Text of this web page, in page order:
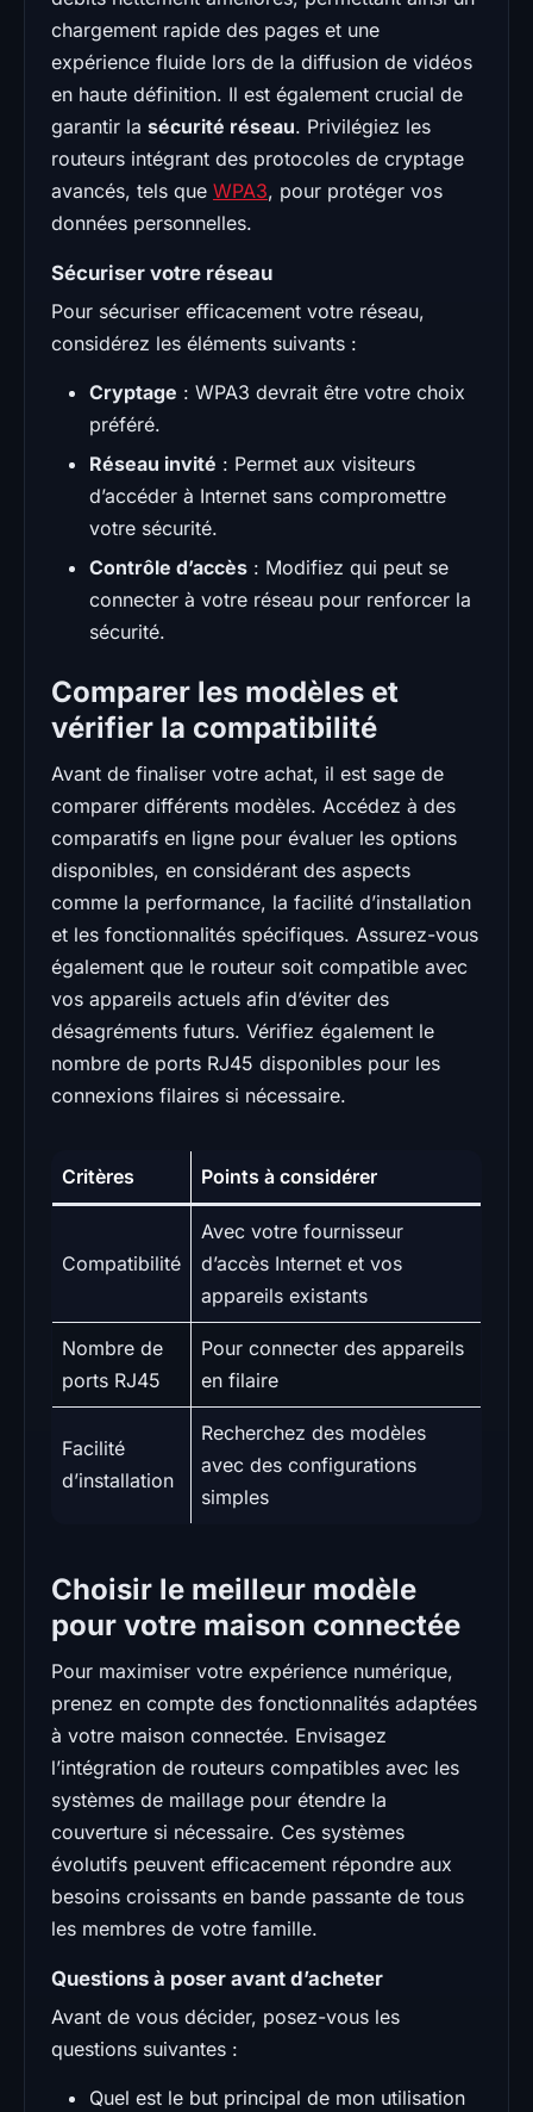
chargement rapide des pages et une
expérience fluide lors de la diffusion de vidéos
en haute définition. Il est également crucial de
garantir la sécurité réseau. Privilégiez les
routeurs intégrant des protocoles de cryptage
avancés, tels que WPA3, pour protéger vos
données personnelles.
Sécuriser votre réseau
Pour sécuriser efficacement votre réseau,
considérez les éléments suivants :
Cryptage : WPA3 devrait être votre choix
préféré.
Réseau invité : Permet aux visiteurs
d’accéder à Internet sans compromettre
votre sécurité.
Contrôle d’accès : Modifiez qui peut se
connecter à votre réseau pour renforcer la
sécurité.
Comparer les modèles et
vérifier la compatibilité
Avant de finaliser votre achat, il est sage de
comparer différents modèles. Accédez à des
comparatifs en ligne pour évaluer les options
disponibles, en considérant des aspects
comme la performance, la facilité d’installation
et les fonctionnalités spécifiques. Assurez-vous
également que le routeur soit compatible avec
vos appareils actuels afin d’éviter des
désagréments futurs. Vérifiez également le
nombre de ports RJ45 disponibles pour les
connexions filaires si nécessaire.
Critères Points à considérer
Compatibilité
Avec votre fournisseur
d’accès Internet et vos
appareils existants
Nombre de
ports RJ45
Pour connecter des appareils
en filaire
Facilité
d’installation
Recherchez des modèles
avec des configurations
simples
Choisir le meilleur modèle
pour votre maison connectée
Pour maximiser votre expérience numérique,
prenez en compte des fonctionnalités adaptées
à votre maison connectée. Envisagez
l’intégration de routeurs compatibles avec les
systèmes de maillage pour étendre la
couverture si nécessaire. Ces systèmes
évolutifs peuvent efficacement répondre aux
besoins croissants en bande passante de tous
les membres de votre famille.
Questions à poser avant d’acheter
Avant de vous décider, posez-vous les
questions suivantes :
Quel est le but principal de mon utilisation